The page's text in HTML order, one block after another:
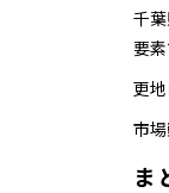
千
要素
更
市
ま